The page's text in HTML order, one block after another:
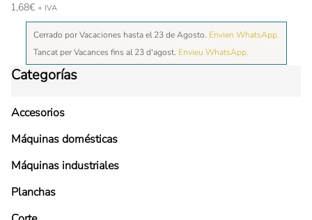
1,68€ + IVA
Cerrado por Vacaciones hasta el 23 de Agosto. Envien WhatsApp.
Tancat per Vacances fins al 23 d'agost. Envieu WhatsApp.
Categorías
Accesorios
Máquinas domésticas
Máquinas industriales
Planchas